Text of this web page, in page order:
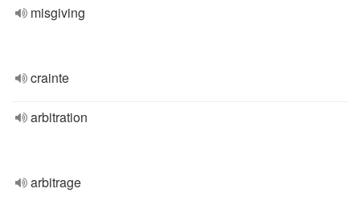
misgiving
crainte
arbitration
arbitrage